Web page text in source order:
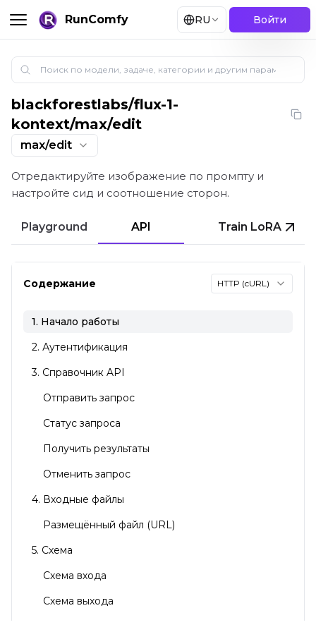
RunComfy RU Войти
FLUX Kontext Max: редактирование с сидом и
blackforestlabs/flux-1-
kontext/max/edit
max/edit
Отредактируйте изображение по промпту и
настройте сид и соотношение сторон.
Playground API Train LoRA
Содержание HTTP (cURL)
1. Начало работы
2. Аутентификация
3. Справочник API
Отправить запрос
Статус запроса
Получить результаты
Отменить запрос
4. Входные файлы
Размещённый файл (URL)
5. Схема
Схема входа
Схема выхода